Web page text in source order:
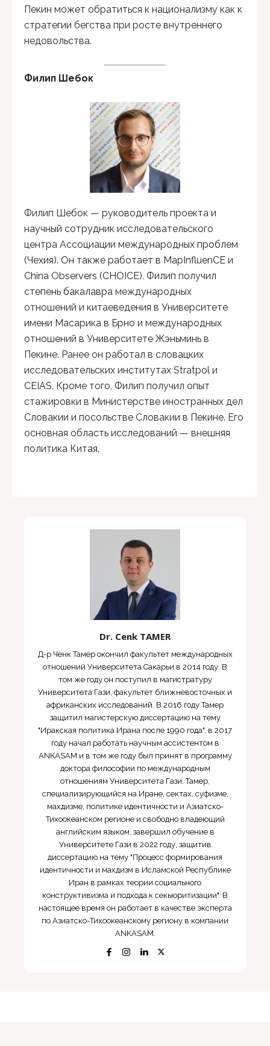
Пекин может обратиться к национализму как к
стратегии бегства при росте внутреннего
недовольства.
Филип Шебок
Филип Шебок — руководитель проекта и
научный сотрудник исследовательского
центра Ассоциации международных проблем
(Чехия). Он также работает в MapInfluenCE и
China Observers (CHOICE). Филип получил
степень бакалавра международных
отношений и китаеведения в Университете
имени Масарика в Брно и международных
отношений в Университете Жэньминь в
Пекине. Ранее он работал в словацких
исследовательских институтах Stratpol и
CEIAS. Кроме того, Филип получил опыт
стажировки в Министерстве иностранных дел
Словакии и посольстве Словакии в Пекине. Его
основная область исследований — внешняя
политика Китая.
Dr. Cenk TAMER
Д-р Ченк Тамер окончил факультет международных
отношений Университета Сакарьи в 2014 году. В
том же году он поступил в магистратуру
Университета Гази, факультет ближневосточных и
африканских исследований. В 2016 году Тамер
защитил магистерскую диссертацию на тему
"Иракская политика Ирана после 1990 года", в 2017
году начал работать научным ассистентом в
ANKASAM и в том же году был принят в программу
доктора философии по международным
отношениям Университета Гази. Тамер,
специализирующийся на Иране, сектах, суфизме,
махдизме, политике идентичности и Азиатско-
Тихоокеанском регионе и свободно владеющий
английским языком, завершил обучение в
Университете Гази в 2022 году, защитив
диссертацию на тему "Процесс формирования
идентичности и махдизм в Исламской Республике
Иран в рамках теории социального
конструктивизма и подхода к секьюритизации". В
настоящее время он работает в качестве эксперта
по Азиатско-Тихоокеанскому региону в компании
ANKASAM.